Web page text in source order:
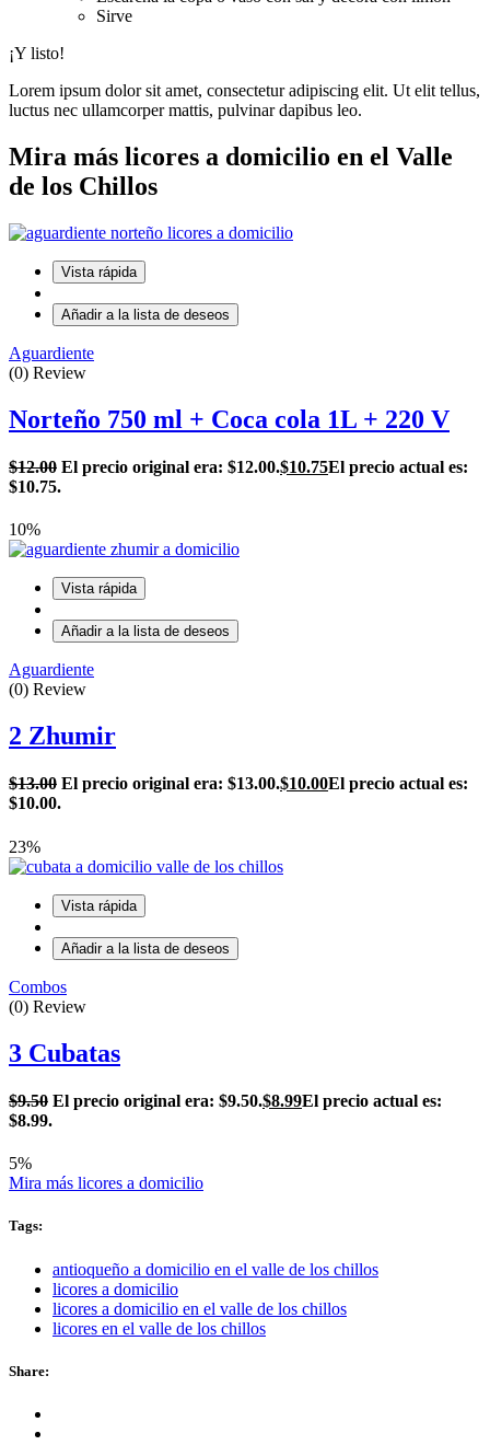
Sirve
¡Y listo!
Lorem ipsum dolor sit amet, consectetur adipiscing elit. Ut elit tellus,
luctus nec ullamcorper mattis, pulvinar dapibus leo.
Mira más licores a domicilio en el Valle
de los Chillos
Vista rápida
Añadir a la lista de deseos
Aguardiente
(0) Review
Norteño 750 ml + Coca cola 1L + 220 V
$12.00 El precio original era: $12.00.$10.75El precio actual es:
$10.75.
10%
Vista rápida
Añadir a la lista de deseos
Aguardiente
(0) Review
2 Zhumir
$13.00 El precio original era: $13.00.$10.00El precio actual es:
$10.00.
23%
Vista rápida
Añadir a la lista de deseos
Combos
(0) Review
3 Cubatas
$9.50 El precio original era: $9.50.$8.99El precio actual es:
$8.99.
5%
Mira más licores a domicilio
Tags:
antioqueño a domicilio en el valle de los chillos
licores a domicilio
licores a domicilio en el valle de los chillos
licores en el valle de los chillos
Share: